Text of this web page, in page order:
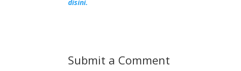
disini.
Submit a Comment